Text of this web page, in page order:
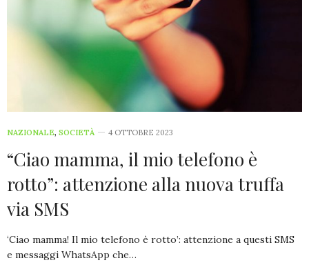
NAZIONALE, SOCIETÀ 4 OTTOBRE 2023
“Ciao mamma, il mio telefono è
rotto”: attenzione alla nuova truffa
via SMS
‘Ciao mamma! Il mio telefono è rotto’: attenzione a questi SMS
e messaggi WhatsApp che…